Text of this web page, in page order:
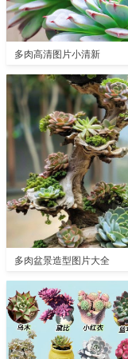
多肉高清图片小清新
多肉盆景造型图片大全